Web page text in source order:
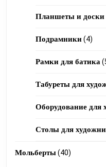
products
Планшеты и доски
Подрамники 44
Рамки для батика
Табуреты для
Оборудование для
Столы для
Мольберты 4040